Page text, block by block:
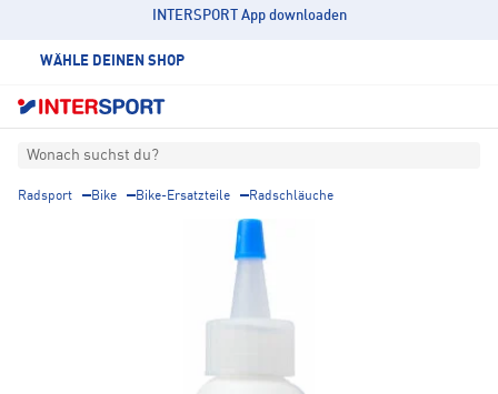
INTERSPORT App downloaden
WÄHLE DEINEN SHOP
Wonach suchst du?
Radsport Bike Bike-Ersatzteile Radschläuche